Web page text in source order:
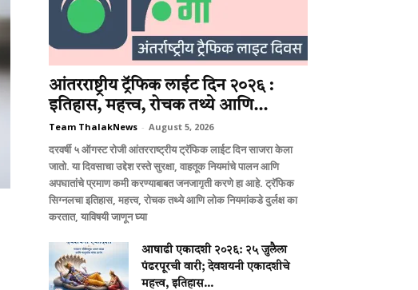
आंतरराष्ट्रीय ट्रॅफिक लाईट दिन २०२६ :
इतिहास, महत्त्व, रोचक तथ्ये आणि...
Team ThalakNews - August 5, 2026
दरवर्षी ५ ऑगस्ट रोजी आंतरराष्ट्रीय ट्रॅफिक लाईट दिन साजरा केला
जातो. या दिवसाचा उद्देश रस्ते सुरक्षा, वाहतूक नियमांचे पालन आणि
अपघातांचे प्रमाण कमी करण्याबाबत जनजागृती करणे हा आहे. ट्रॅफिक
सिग्नलचा इतिहास, महत्त्व, रोचक तथ्ये आणि लोक नियमांकडे दुर्लक्ष का
करतात, याविषयी जाणून घ्या
आषाढी एकादशी २०२६: २५ जुलैला
पंढरपूरची वारी; देवशयनी एकादशीचे
महत्त्व, इतिहास...